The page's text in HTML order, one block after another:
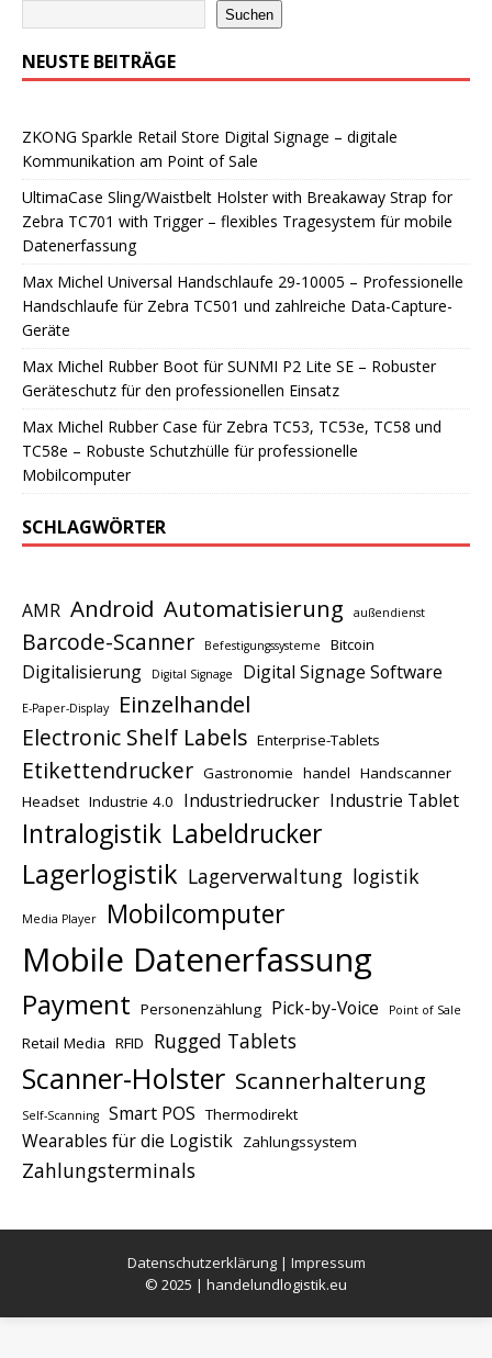
Suchen
NEUSTE BEITRÄGE
ZKONG Sparkle Retail Store Digital Signage – digitale
Kommunikation am Point of Sale
UltimaCase Sling/Waistbelt Holster with Breakaway Strap for
Zebra TC701 with Trigger – flexibles Tragesystem für mobile
Datenerfassung
Max Michel Universal Handschlaufe 29-10005 – Professionelle
Handschlaufe für Zebra TC501 und zahlreiche Data-Capture-
Geräte
Max Michel Rubber Boot für SUNMI P2 Lite SE – Robuster
Geräteschutz für den professionellen Einsatz
Max Michel Rubber Case für Zebra TC53, TC53e, TC58 und
TC58e – Robuste Schutzhülle für professionelle
Mobilcomputer
SCHLAGWÖRTER
AMR Android Automatisierung außendienst
Barcode-Scanner Befestigungssysteme Bitcoin
Digitalisierung Digital Signage Digital Signage Software
E-Paper-Display Einzelhandel
Electronic Shelf Labels Enterprise-Tablets
Etikettendrucker Gastronomie handel Handscanner
Headset Industrie 4.0 Industriedrucker Industrie Tablet
Intralogistik Labeldrucker
Lagerlogistik Lagerverwaltung logistik
Media Player Mobilcomputer
Mobile Datenerfassung
Payment Personenzählung Pick-by-Voice Point of Sale
Retail Media RFID Rugged Tablets
Scanner-Holster Scannerhalterung
Self-Scanning Smart POS Thermodirekt
Wearables für die Logistik Zahlungssystem
Zahlungsterminals
Datenschutzerklärung| Impressum
© 2025 | handelundlogistik.eu